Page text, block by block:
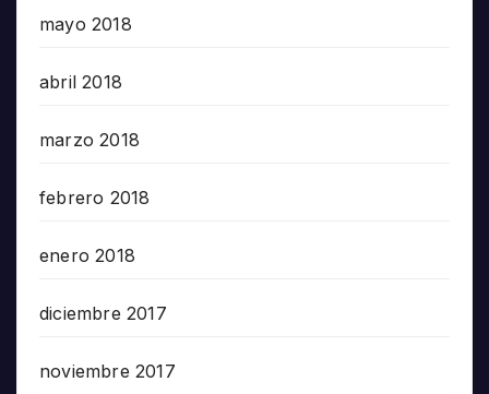
mayo 2018
abril 2018
marzo 2018
febrero 2018
enero 2018
diciembre 2017
noviembre 2017